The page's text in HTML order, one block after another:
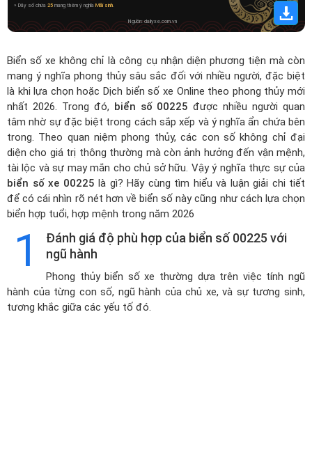
» Dãy số chứa 25 mang thêm ý nghĩa Mãi sinh.
Nguồn: dailyxe.com.vn
Biển số xe không chỉ là công cụ nhận diện phương tiện mà còn
mang ý nghĩa phong thủy sâu sắc đối với nhiều người, đặc biệt
là khi lựa chọn hoặcDịch biển số xe Online theo phong thủy mới
nhất 2026. Trong đó, biển số 00225 được nhiều người quan
tâm nhờ sự đặc biệt trong cách sắp xếp và ý nghĩa ẩn chứa bên
trong. Theo quan niệm phong thủy, các con số không chỉ đại
diện cho giá trị thông thường mà còn ảnh hưởng đến vận mệnh,
tài lộc và sự may mắn cho chủ sở hữu. Vậy ý nghĩa thực sự của
biển số xe 00225 là gì? Hãy cùng tìm hiểu và luận giải chi tiết
để có cái nhìn rõ nét hơn về biển số này cũng như cách lựa chọn
biển hợp tuổi, hợp mệnh trong năm 2026
1
Đánh giá độ phù hợp của biển số 00225 với
ngũ hành
Phong thủy biển số xe thường dựa trên việc tính ngũ
hành của từng con số, ngũ hành của chủ xe, và sự tương sinh,
tương khắc giữa các yếu tố đó.